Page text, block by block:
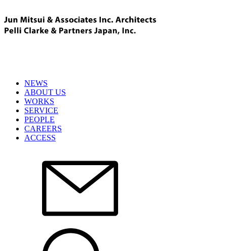
NEWS
ABOUT US
WORKS
SERVICE
PEOPLE
CAREERS
ACCESS